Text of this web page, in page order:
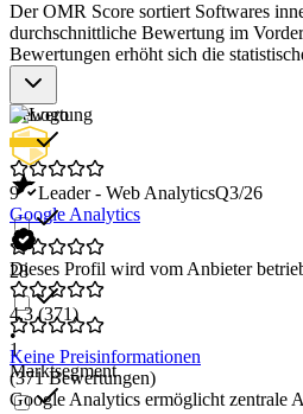
Der OMR Score sortiert Softwares
durchschnittliche Bewertung im
Bewertungen erhöht sich die
Bewertung
9
28
1
Marktsegment
Leader - Web AnalyticsQ3/26
Google Analytics
Dieses Profil wird vom Anbieter
4,3(371)
•
Keine Preisinformationen
(371 Bewertungen)
Google Analytics ermöglicht zentrale